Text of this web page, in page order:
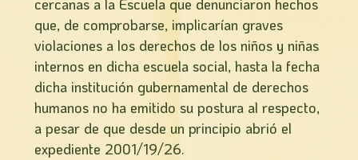
cercanas a la Escuela que denunciaron hechos
que, de comprobarse, implicarí­an graves
violaciones a los derechos de los niños y niñas
internos en dicha escuela social, hasta la fecha
dicha institución gubernamental de derechos
humanos no ha emitido su postura al respecto,
a pesar de que desde un principio abrió el
expediente 2001/19/26.